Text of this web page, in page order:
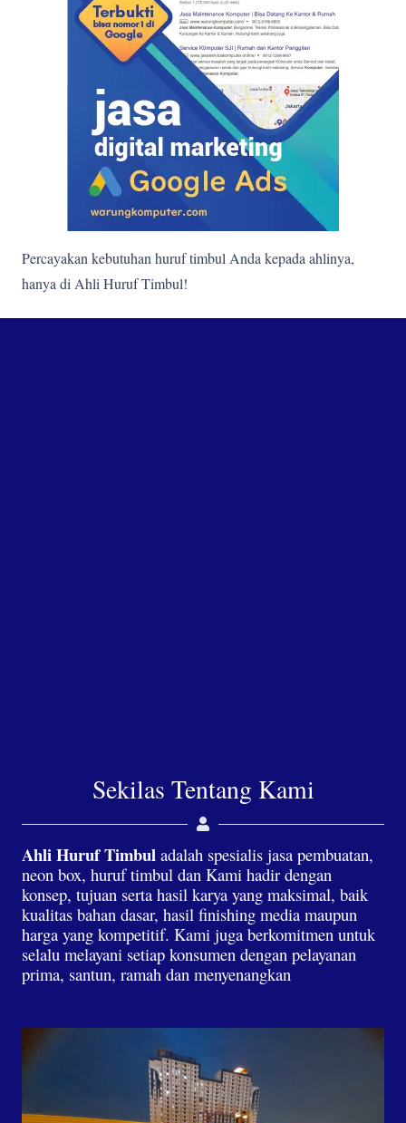
Percayakan kebutuhan huruf timbul Anda kepada ahlinya,
hanya di Ahli Huruf Timbul!
Sekilas Tentang Kami
Ahli Huruf Timbul adalah spesialis jasa pembuatan,
neon box, huruf timbul dan Kami hadir dengan
konsep, tujuan serta hasil karya yang maksimal, baik
kualitas bahan dasar, hasil finishing media maupun
harga yang kompetitif. Kami juga berkomitmen untuk
selalu melayani setiap konsumen dengan pelayanan
prima, santun, ramah dan menyenangkan